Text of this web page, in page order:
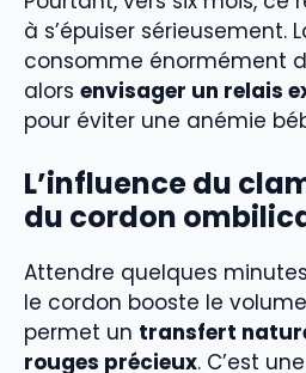
à s’épuiser sérieusement.
consomme énormément
alors envisager un relais
pour éviter une anémie
L’influence du
du cordon
Attendre quelques
le cordon booste le
permet un transfert
rouges précieux. C’est